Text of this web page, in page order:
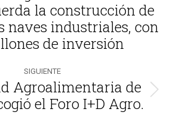
Publicación
anterior:
la construcción de
naves industriales, con
de inversión
SIGUIENTE
Publicación
siguiente:
Agroalimentaria de
el Foro I+D Agro.